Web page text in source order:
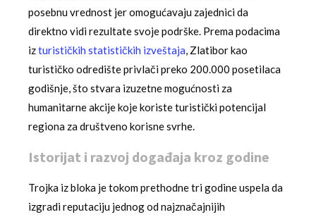
posebnu vrednost jer omogućavaju zajednici da
direktno vidi rezultate svoje podrške. Prema podacima
izturističkih statističkih izveštaja, Zlatibor kao
turističko odredište privlači preko 200.000 posetilaca
godišnje, što stvara izuzetne mogućnosti za
humanitarne akcije koje koriste turistički potencijal
regiona za društveno korisne svrhe.
Istorijat i razvoj događaja kroz godine
Trojka iz bloka je tokom prethodne tri godine uspela da
izgradi reputaciju jednog od najznačajnijih